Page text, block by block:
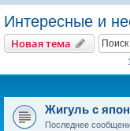
Интересные и
Новая тема
Жигуль с
Последнее